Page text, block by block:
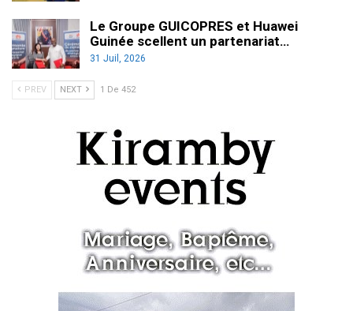
Le Groupe GUICOPRES et Huawei
Guinée scellent un partenariat…
31 Juil, 2026
PREV NEXT 1 De 452